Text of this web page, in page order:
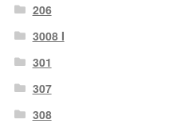
206
3008 I
301
307
308